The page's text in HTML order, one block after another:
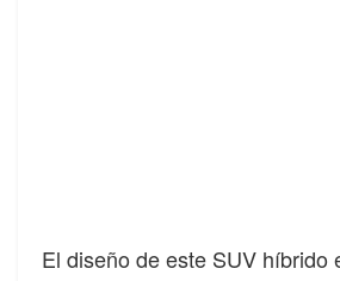
El diseño de este SUV híbrido